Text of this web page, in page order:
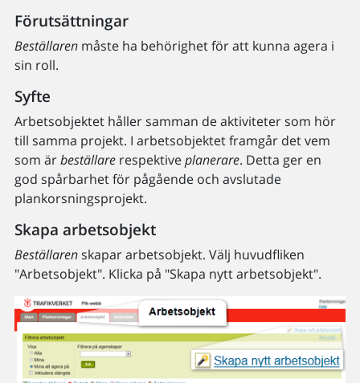
Förutsättningar
Beställarenmåste ha behörighet för att kunna agera i
sin roll.
Syfte
Arbetsobjektet håller samman de aktiviteter som hör
till samma projekt. I arbetsobjektet framgår det vem
som ärbeställarerespektiveplanerare. Detta ger en
god spårbarhet för pågående och avslutade
plankorsningsprojekt.
Skapa arbetsobjekt
Beställarenskapar arbetsobjekt. Välj huvudfliken
"Arbetsobjekt". Klicka på "Skapa nytt arbetsobjekt".